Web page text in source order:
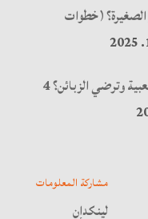
الصغيرة؟ (خطوات
كيف تحسن إدارة طوابير المطاعم الشعبية وترضي الزبائن؟ 4
مشاركة المعلومات
لينكدإن